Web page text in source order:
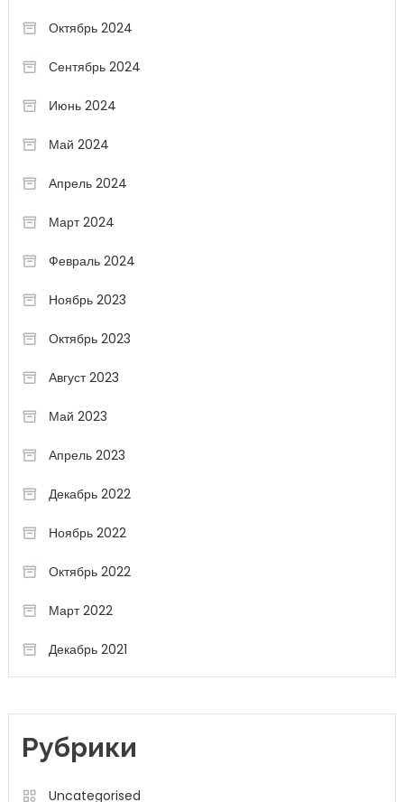
Октябрь 2024
Сентябрь 2024
Июнь 2024
Май 2024
Апрель 2024
Март 2024
Февраль 2024
Ноябрь 2023
Октябрь 2023
Август 2023
Май 2023
Апрель 2023
Декабрь 2022
Ноябрь 2022
Октябрь 2022
Март 2022
Декабрь 2021
Рубрики
Uncategorised